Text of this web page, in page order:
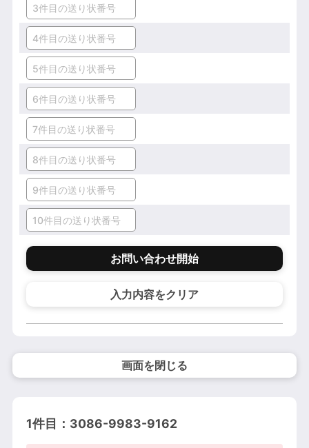
お問い合わせ開始
入力内容をクリア
画面を閉じる
1件目：3086-9983-9162